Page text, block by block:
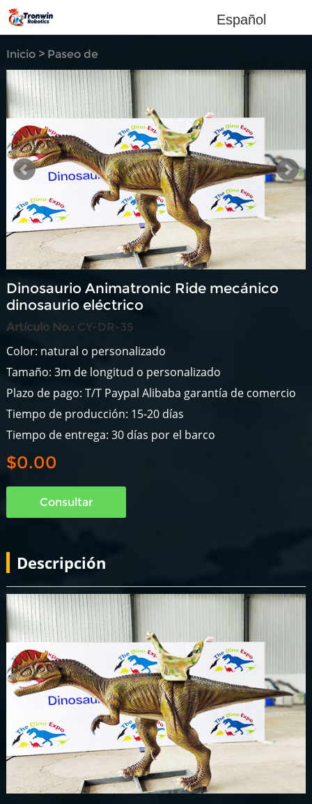
Español
Inicio> Paseo de
dinosaurio
Dinosaurio Animatronic Ride mecánico
dinosaurio eléctrico
Artículo No.: CY-DR-35
Color: natural o personalizado
Tamaño: 3m de longitud o personalizado
Plazo de pago: T/T Paypal Alibaba garantía de comercio
Tiempo de producción: 15-20 días
Tiempo de entrega: 30 días por el barco
$0.00
Consultar
Descripción